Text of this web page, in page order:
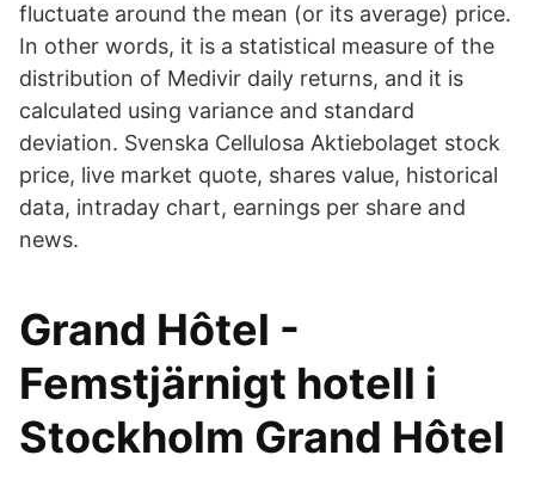
fluctuate around the mean (or its average) price.
In other words, it is a statistical measure of the
distribution of Medivir daily returns, and it is
calculated using variance and standard
deviation. Svenska Cellulosa Aktiebolaget stock
price, live market quote, shares value, historical
data, intraday chart, earnings per share and
news.
Grand Hôtel -
Femstjärnigt hotell i
Stockholm Grand Hôtel